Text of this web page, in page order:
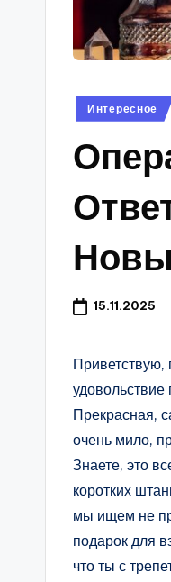
Опубликовано
Интересное
15.11.2025
Приветствую,
Прекрасная,
очень мило,
Знаете, это
коротких
мы ищем не
подарок для
что ты с